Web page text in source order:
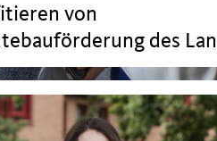
von
des